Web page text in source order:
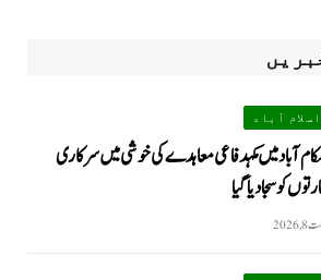
اسلام آباد
آباد میں مکہدفاعی معاہدے کی خوشی میں سرکاری
کو سجا دیا گیا
2026